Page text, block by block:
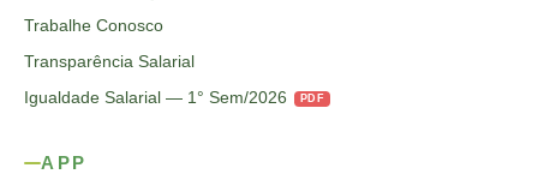
Trabalhe Conosco
Transparência Salarial
Igualdade Salarial — 1° Sem/2026
PDF
APP